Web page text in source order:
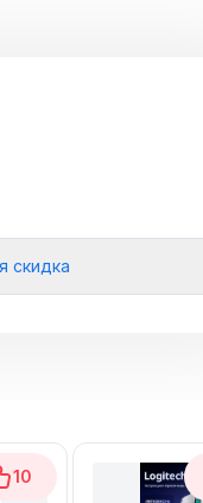
скидка
10